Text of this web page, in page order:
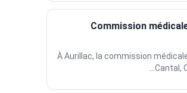
Commission
À Aurillac, la commission
Cantal,